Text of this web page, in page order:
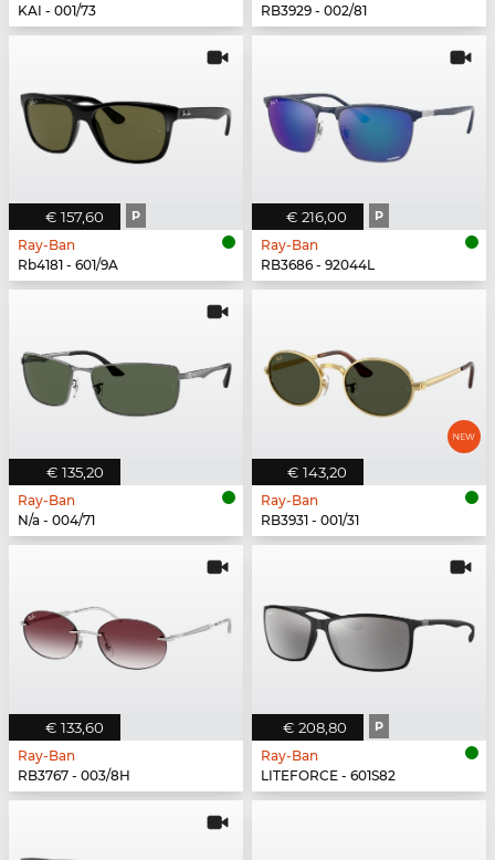
KAI - 001/73
RB3929 - 002/81
€ 157,60 P
Ray-Ban
Rb4181 - 601/9A
€ 216,00 P
Ray-Ban
RB3686 - 92044L
€ 135,20
Ray-Ban
N/a - 004/71
€ 143,20
Ray-Ban
RB3931 - 001/31
€ 133,60
Ray-Ban
RB3767 - 003/8H
€ 208,80 P
Ray-Ban
LITEFORCE - 601S82